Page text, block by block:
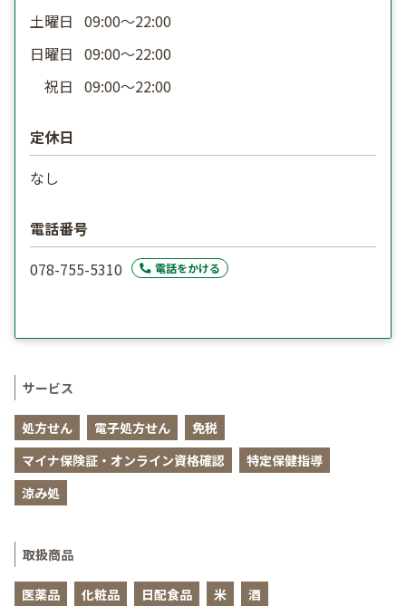
土曜日 09:00〜22:00
日曜日 09:00〜22:00
祝日 09:00〜22:00
定休日
なし
電話番号
078-755-5310
電話をかける
サービス
処方せん 電子処方せん
免税
マイナ保険証・オンライン資格確認
特定保健指導
涼み処
取扱商品
医薬品 化粧品 日配食品 米 酒